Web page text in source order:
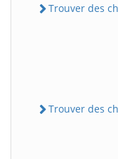
Trouver des
Trouver des